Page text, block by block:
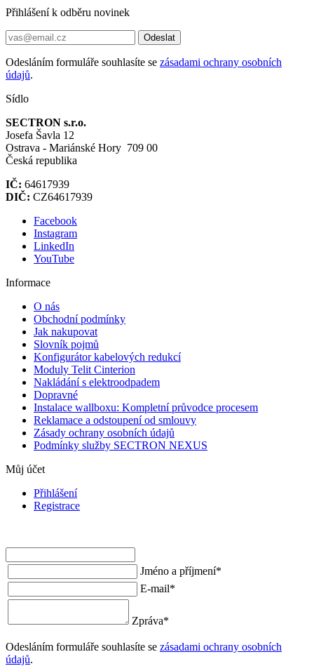
Přihlášení k odběru novinek
Odeslat
Odesláním formuláře souhlasíte se zásadami ochrany osobních
údajů.
Sídlo
SECTRON s.r.o.
Josefa Šavla 12
Ostrava - Mariánské Hory 709 00
Česká republika
IČ: 64617939
DIČ: CZ64617939
Facebook
Instagram
LinkedIn
YouTube
Informace
O nás
Obchodní podmínky
Jak nakupovat
Slovník pojmů
Konfigurátor kabelových redukcí
Moduly Telit Cinterion
Nakládání s elektroodpadem
Dopravné
Instalace wallboxu: Kompletní průvodce procesem
Reklamace a odstoupení od smlouvy
Zásady ochrany osobních údajů
Podmínky služby SECTRON NEXUS
Můj účet
Přihlášení
Registrace
Jméno a příjmení*
E-mail*
Zpráva*
Odesláním formuláře souhlasíte se zásadami ochrany osobních
údajů.